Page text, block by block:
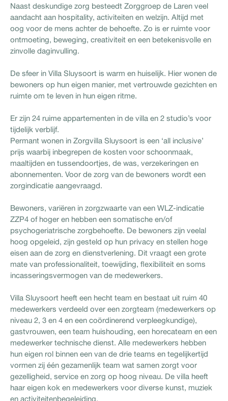
Naast deskundige zorg besteedt Zorggroep de Laren veel
aandacht aan hospitality, activiteiten en welzijn. Altijd met
oog voor de mens achter de behoefte. Zo is er ruimte voor
ontmoeting, beweging, creativiteit en een betekenisvolle en
zinvolle daginvulling.
De sfeer in Villa Sluysoort is warm en huiselijk. Hier wonen de
bewoners op hun eigen manier, met vertrouwde gezichten en
ruimte om te leven in hun eigen ritme.
Er zijn 24 ruime appartementen in de villa en 2 studio’s voor
tijdelijk verblijf.
Permant wonen in Zorgvilla Sluysoort is een ‘all inclusive’
prijs waarbij inbegrepen de kosten voor schoonmaak,
maaltijden en tussendoortjes, de was, verzekeringen en
abonnementen. Voor de zorg van de bewoners wordt een
zorgindicatie aangevraagd.
Bewoners, variëren in zorgzwaarte van een WLZ-indicatie
ZZP4 of hoger en hebben een somatische en/of
psychogeriatrische zorgbehoefte. De bewoners zijn veelal
hoog opgeleid, zijn gesteld op hun privacy en stellen hoge
eisen aan de zorg en dienstverlening. Dit vraagt een grote
mate van professionaliteit, toewijding, flexibiliteit en soms
incasseringsvermogen van de medewerkers.
Villa Sluysoort heeft een hecht team en bestaat uit ruim 40
medewerkers verdeeld over een zorgteam (medewerkers op
niveau 2, 3 en 4 en een coördinerend verpleegkundige),
gastvrouwen, een team huishouding, een horecateam en een
medewerker technische dienst. Alle medewerkers hebben
hun eigen rol binnen een van de drie teams en tegelijkertijd
vormen zij één gezamenlijk team wat samen zorgt voor
gezelligheid, service en zorg op hoog niveau. De villa heeft
haar eigen kok en medewerkers voor diverse kunst, muziek
en activiteitenbegeleiding.